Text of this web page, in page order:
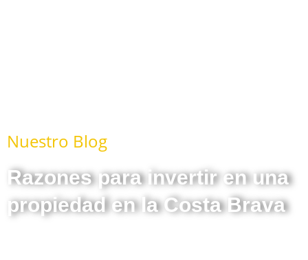
Nuestro Blog
Razones para invertir en una
propiedad en la Costa Brava